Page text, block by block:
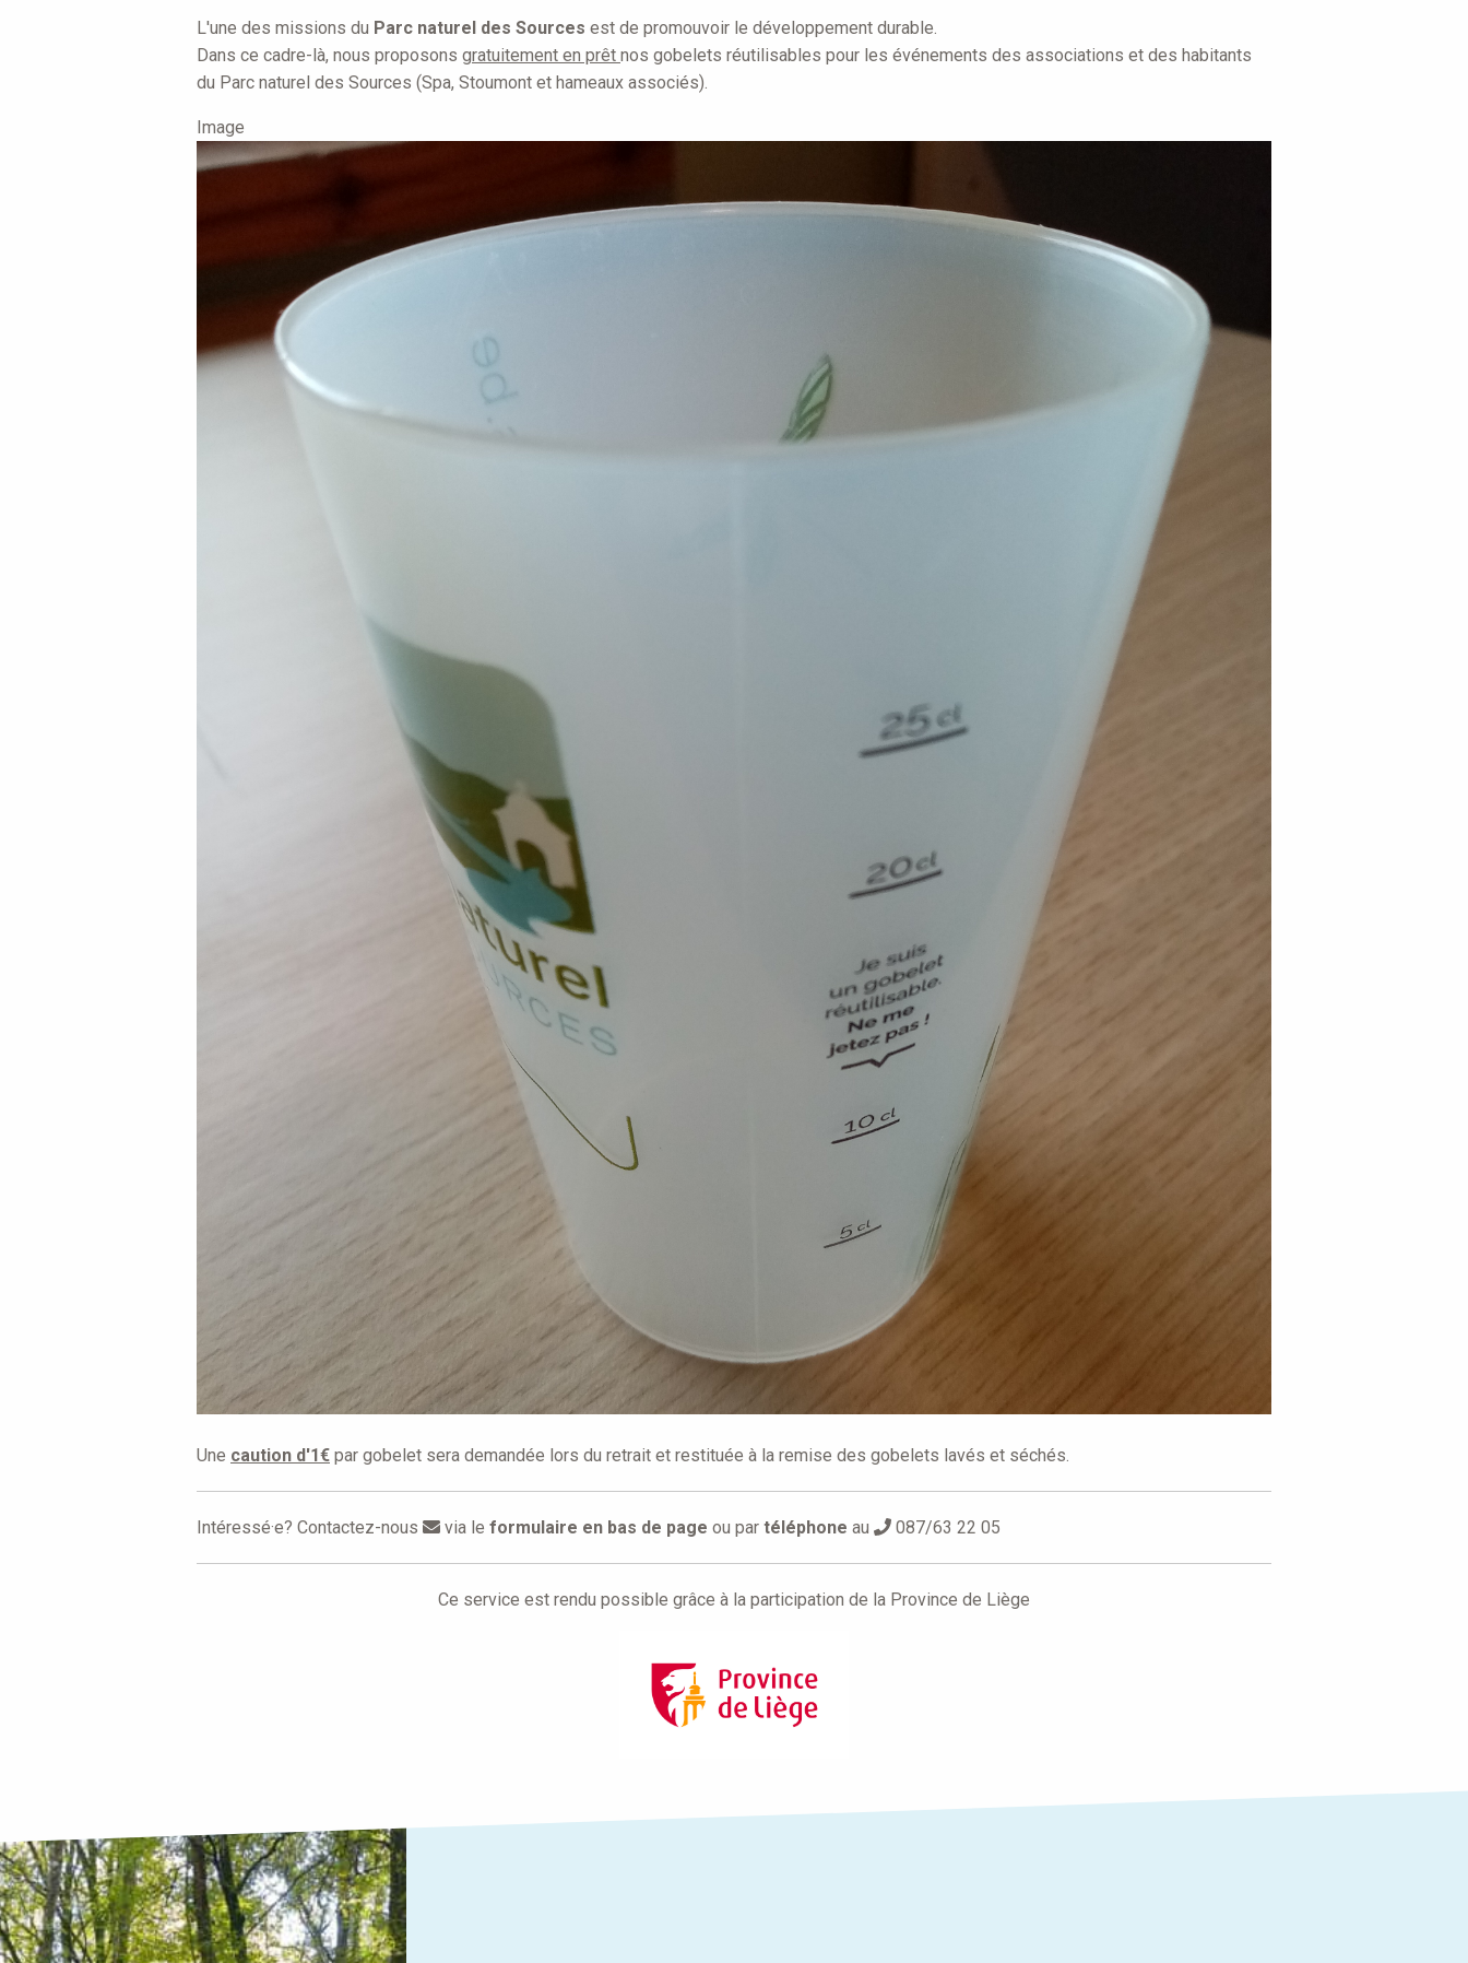
here
L'une des missions du Parc naturel des Sources est de promouvoir le développement durable.
Dans ce cadre-là, nous proposons gratuitement en prêt nos gobelets réutilisables pour les événements des associations et des habitants
du Parc naturel des Sources (Spa, Stoumont et hameaux associés).
Image
Une caution d'1€ par gobelet sera demandée lors du retrait et restituée à la remise des gobelets lavés et séchés.
Intéressé·e? Contactez-nous via le formulaire en bas de page ou par téléphone au 087/63 22 05
Ce service est rendu possible grâce à la participation de la Province de Liège